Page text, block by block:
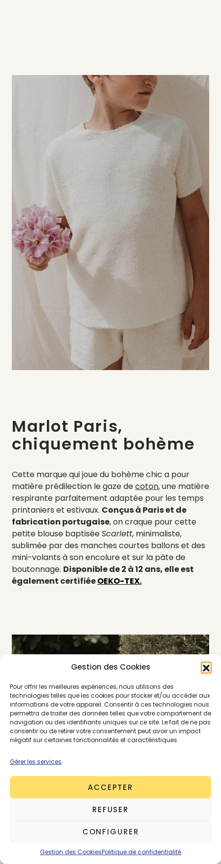
Gestion des Cookies
Pour offrir les meilleures expériences, nous utilisons des
technologies telles que les cookies pour stocker et/ou accéder aux
informations de votre appareil. Consentir à ces technologies nous
permettra de traiter des données telles que votre comportement de
navigation ou des identifiants uniques sur ce site. Le fait de ne pas
consentir ou de retirer votre consentement peut avoir un impact
négatif sur certaines fonctionnalités et caractéristiques.
Gérer les services
ACCEPTER
REFUSER
CONFIGURER
Gestion des CookiesPolitique de confidentialité
Marlot Paris,
chiquement bohème
Cette marque qui joue du bohème chic a pour
matière prédilection le gaze decoton, une matière
respirante parfaitement adaptée pour les temps
printaniers et estivaux. Conçus à Paris et de
fabrication portugaise, on craque pour cette
petite blouse baptiséeScarlett, minimaliste,
sublimée par des manches courtes ballons et des
mini-volants à son encolure et sur la pâte de
boutonnage. Disponible de 2 à 12 ans, elle est
également certifiéeOEKO-TEX.